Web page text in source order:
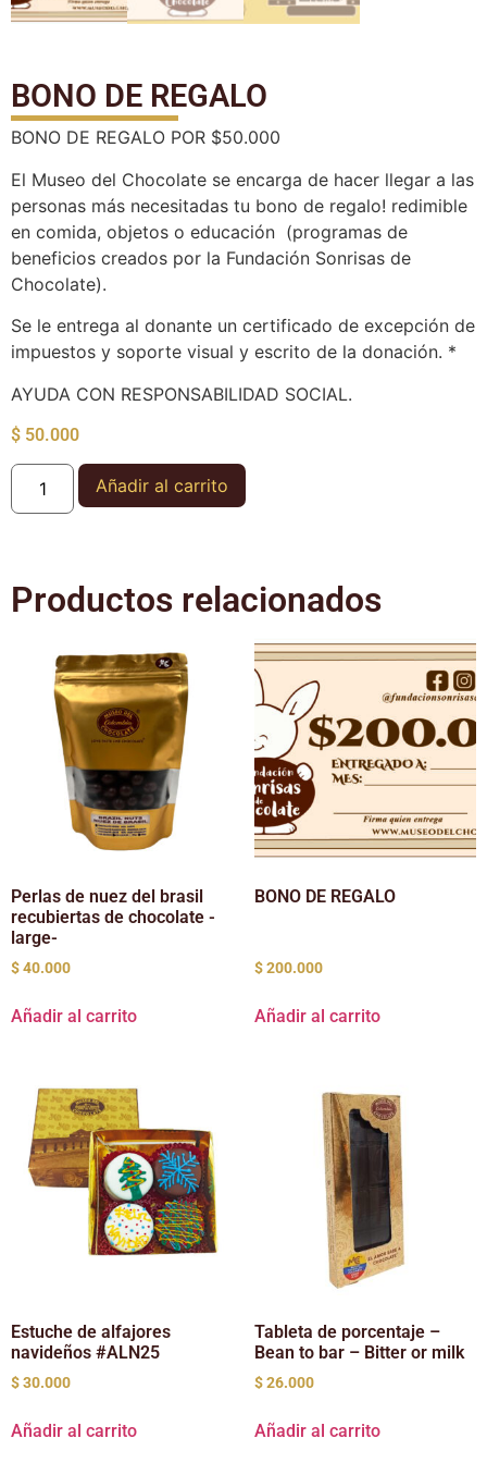
BONO DE REGALO
BONO DE REGALO POR $50.000
El Museo del Chocolate se encarga de hacer llegar a las
personas más necesitadas tu bono de regalo! redimible
en comida, objetos o educación (programas de
beneficios creados por la Fundación Sonrisas de
Chocolate).
Se le entrega al donante un certificado de excepción de
impuestos y soporte visual y escrito de la donación. *
AYUDA CON RESPONSABILIDAD SOCIAL.
$ 50.000
Añadir al carrito
Productos relacionados
Perlas de nuez del brasil
recubiertas de chocolate -
large-
$40.000
Añadir al carrito
BONO DE REGALO
$200.000
Añadir al carrito
Estuche de alfajores
navideños #ALN25
$30.000
Añadir al carrito
Tableta de porcentaje –
Bean to bar – Bitter or milk
$26.000
Añadir al carrito